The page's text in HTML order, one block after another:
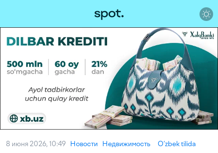
8 июня 2026, 10:49 Новости Недвижимость O‘zbek tilida